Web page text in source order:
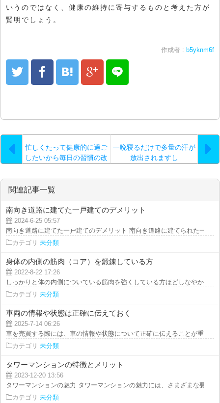
いうのではなく、健康の維持に寄与するものと考えた方が
賢明でしょう。
作成者 : b5yknm6f
忙しくたって健康的に過ご
したいから毎日の習慣の改
一晩寝るだけで多量の汗が
放出されますし
関連記事一覧
南向き道路に建てた一戸建てのデメリット
2024-6-25 05:57
南向き道路に建てた一戸建てのデメリット 南向き道路に建てられた一戸
カテゴリ 未分類
身体の内側の筋肉（コア）を鍛錬している方
2022-8-22 17:26
しっかりと体の内側についている筋肉を強くしている方ほどしなやかで活
カテゴリ 未分類
車両の情報や状態は正確に伝えておく
2025-7-14 06:26
車を売買する際には、車の情報や状態について正確に伝えることが重要で
カテゴリ 未分類
タワーマンションの特徴とメリット
2023-12-20 13:56
タワーマンションの魅力 タワーマンションの魅力には、さまざまな要素
カテゴリ 未分類